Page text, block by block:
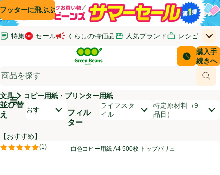
コンテンツに飛ぶ
検索に飛ぶ
フッターに飛ぶ
特集 セール くらしの特価品 人気ブランド レシピ
はじめてのお買い物ガイド
(新しいウィンドウで開く) (新しいウィンドウで開く)
サポート・ヘルプ・お問い合わせ
(新しいウィンドウで開く)
上
Green Beans
商
配送日時
購入手
続きへ
お客さ
￥0
メインメニュ―ボタン
文具 コピー用紙・プリンター用紙
並び替
え
開いて並び替えオプションのリストを見る
おすす
フィル
ター
ライフスタ
イル
特定原材料（9
品目）
商品リスト
【おすすめ】
白色コピー用紙 A4 500枚 トップバリュ
(1)
評価は1件のレビューで5点中5.0点。白色コピー用紙 A4 500枚 トップバリュ